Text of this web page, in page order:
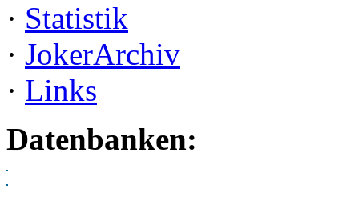
· Statistik
· JokerArchiv
· Links
Datenbanken: